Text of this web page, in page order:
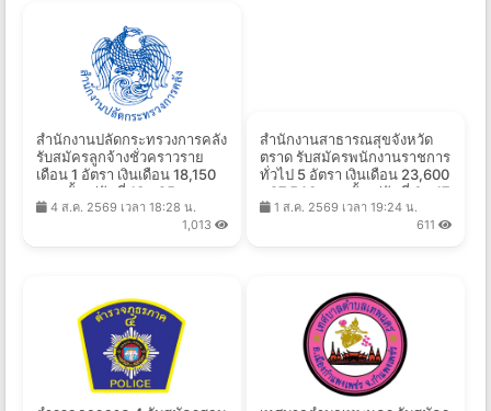
สำนักงานปลัดกระทรวงการคลัง
รับสมัครลูกจ้างชั่วคราวราย
เดือน 1 อัตรา เงินเดือน 18,150
บาท ตั้งแต่วันที่ 13 - 25 ส.ค.
2569
4 ส.ค. 2569 เวลา 18:28 น.
1,013
สํานักงานสาธารณสุขจังหวัด
ตราด รับสมัครพนักงานราชการ
ทั่วไป 5 อัตรา เงินเดือน 23,600
- 27,540 บาท ตั้งแต่วันที่ 6 - 17
ส.ค. 2569
1 ส.ค. 2569 เวลา 19:24 น.
611